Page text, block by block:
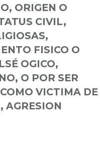
ORIGEN O
CIVIL,
FISICO O
OGICO,
O POR SER
VICTIMA DE
AGRESION